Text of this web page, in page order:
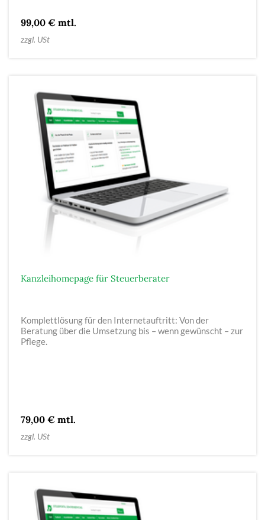
99,00 € mtl.
zzgl. USt
Kanzleihomepage für Steuerberater
Komplettlösung für den Internetauftritt: Von der
Beratung über die Umsetzung bis – wenn gewünscht – zur
Pflege.
79,00 € mtl.
zzgl. USt